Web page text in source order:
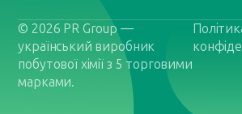
© 2026 PR Group —
український виробник
побутової хімії з 5 торговими
марками.